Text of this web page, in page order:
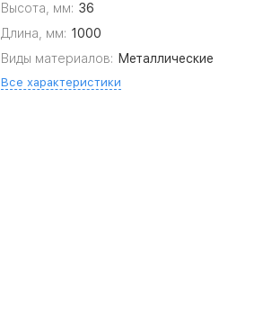
Высота, мм: 36
Длина, мм: 1000
Виды материалов: Металлические
Все характеристики